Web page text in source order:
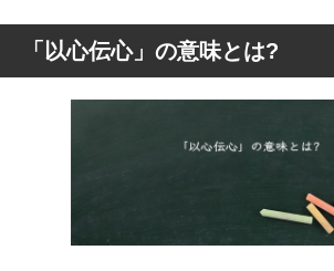
「以心伝心」の意味とは?
「以心伝心」を使った例文・短文
「以心伝心」の意味とは?